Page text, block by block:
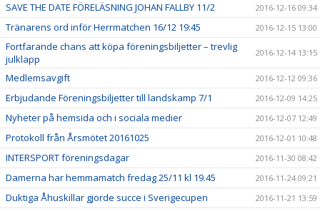
SAVE THE DATE FÖRELÄSNING JOHAN FALLBY 11/2 2016-12-16 09:34
Tränarens ord inför Herrmatchen 16/12 19:45 2016-12-15 13:00
Fortfarande chans att köpa föreningsbiljetter – trevlig
julklapp
2016-12-14 13:15
Medlemsavgift 2016-12-12 09:36
Erbjudande Föreningsbiljetter till landskamp 7/1 2016-12-09 14:25
Nyheter på hemsida och i sociala medier 2016-12-07 12:49
Protokoll från Årsmötet 20161025 2016-12-01 10:48
INTERSPORT föreningsdagar 2016-11-30 08:42
Damerna har hemmamatch fredag 25/11 kl 19.45 2016-11-24 09:21
Duktiga Åhuskillar gjorde succe i Sverigecupen 2016-11-21 13:59